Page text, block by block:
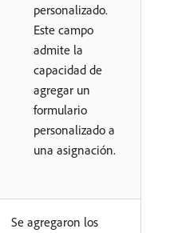
personalizado.
Este campo
admite la
capacidad de
agregar un
formulario
personalizado a
una asignación.
Se agregaron los